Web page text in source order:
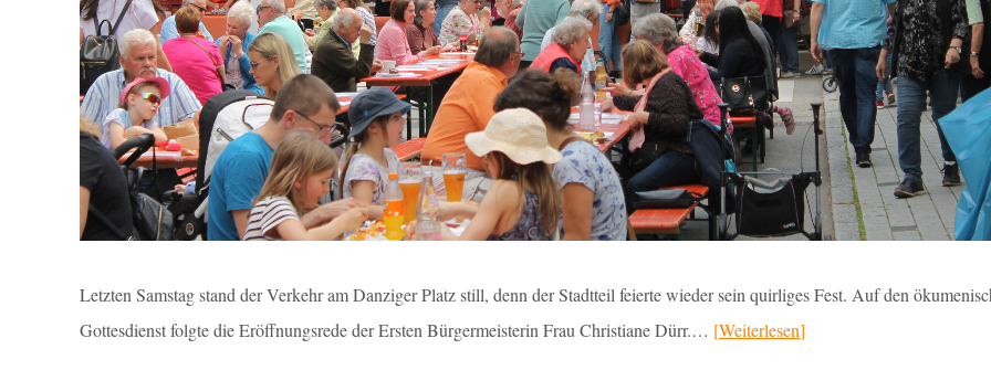
Letzten Samstag stand der Verkehr am Danziger Platz still, denn der Stadtteil feierte wieder sein quirliges Fest. Auf den
Gottesdienst folgte die Eröffnungsrede der Ersten Bürgermeisterin Frau Christiane Dürr.… Weiterlesen